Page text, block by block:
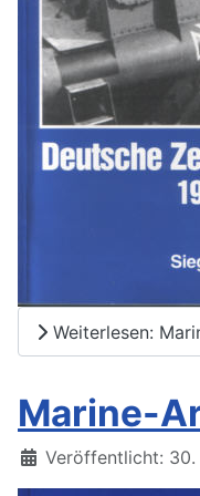
Weiterlesen:
Marine-
Details
Veröffentlicht: